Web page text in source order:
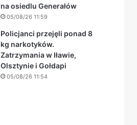
na osiedlu Generałów
05/08/26 11:59
Policjanci przejęli ponad 8
kg narkotyków.
Zatrzymania w Iławie,
Olsztynie i Gołdapi
05/08/26 11:54